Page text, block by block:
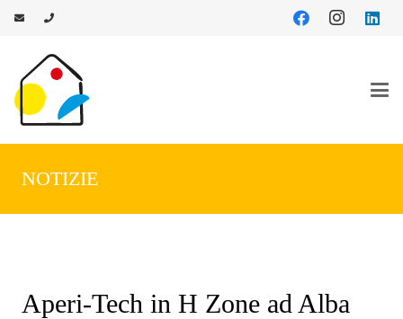
NOTIZIE
Aperi-Tech in H Zone ad Alba